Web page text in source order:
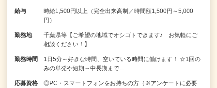
給与
時給1,500円以上（完全出来高制／時間額1,500円～5,000
円）
勤務地
千葉県等【ご希望の地域でオシゴトできます♪ お気軽にご
相談ください！】
勤務時間
1日5分～好きな時間、空いている時間に働けます！ ☆1回の
みの単発や短期～中長期まで…
応募資格
◎PC・スマートフォンをお持ちの方（※アンケートに必要